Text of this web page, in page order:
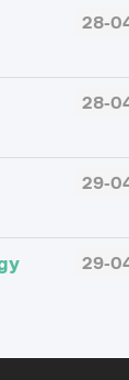
28-
28-
29-
29-